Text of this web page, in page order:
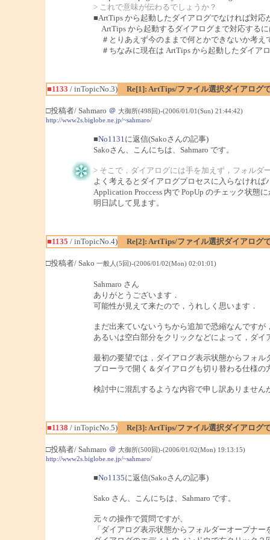
> これで意味が伝わるでしょうか？
■ArtTips から起動したダイアログでなければ対応
ArtTips から起動するダイアログまで対応する
＃とりあえず今のままで何とかできないか考え
＃ちなみに現在は ArtTips から起動したダイア
■1133 / inTopicNo.3) Re[1]: ArtTips/ファイル選択ダイアログ
□投稿者/ Sahmaro ＠ 大御所(498回)-(2006/01/01(Sun) 21:44:42)
http://www2s.biglobe.ne.jp/~sahmaro/
■No1131 に返信(Sakoさんの記事)
Sakoさん、こんにちは、Sahmaro です。
> そこで，ダイアログには手を加えず，フォルダ
よく考えるとダイアログプロセスに入らなければ
Application Proccess 内で PopUp のチェック状態
明日試して見ます。
■1135 / inTopicNo.4) Re[2]: ArtTips/ファイル選択ダイアログ
□投稿者/ Sako 一般人(5回)-(2006/01/02(Mon) 02:01:01)
Sahmaro さん
ありがとうございます．
可能性が見えて来たので，うれしく思います．
まだ出来ていないうちから追加で恐縮なんです
あるいは空白部分をクリックなどによって，ダ
最初の要望では，ダイアログ表示状態からフォ
プローラで開く＆ダイアログも切り替わる仕様の
検討中に混乱するような内容で申し訳ありません
■1138 / inTopicNo.5) Re[3]: ArtTips/ファイル選択ダイアログ
□投稿者/ Sahmaro ＠ 大御所(500回)-(2006/01/02(Mon) 19:13:15)
http://www2s.biglobe.ne.jp/~sahmaro/
■No1135に返信(Sakoさんの記事)
Sako さん、こんにちは、Sahmaro です。
元々の操作で質問ですが、
「ダイアログ表示状態からフォルダーオープナー